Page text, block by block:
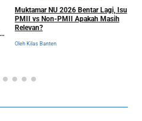
Muktamar NU 2026 Bentar Lagi, Isu
PMII vs Non-PMII Apakah Masih
Relevan?
Oleh Kilas Banten